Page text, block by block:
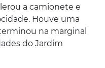
a camionete e
Houve uma
na marginal
do Jardim